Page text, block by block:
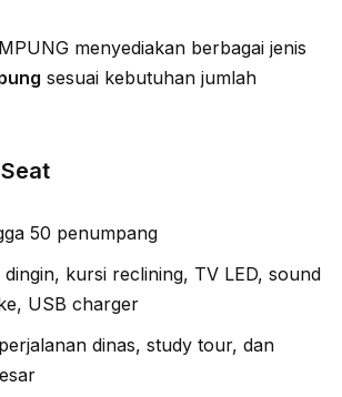
menyediakan berbagai jenis
sesuai kebutuhan jumlah
50 penumpang
dingin, kursi reclining, TV LED, sound
USB charger
dinas, study tour, dan